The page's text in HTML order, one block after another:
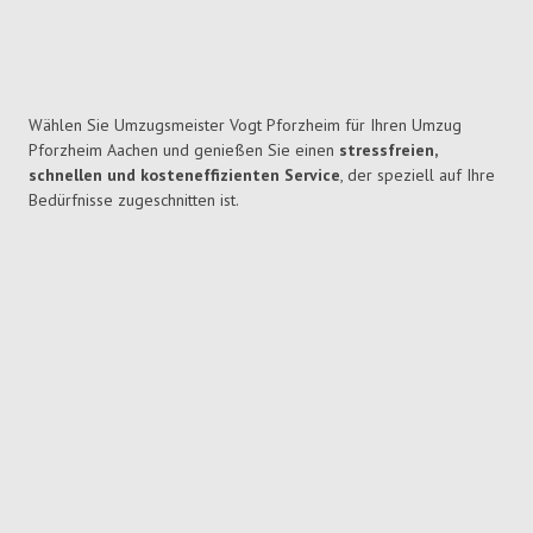
Wählen Sie Umzugsmeister Vogt Pforzheim für Ihren Umzug
Pforzheim Aachen und genießen Sie einen stressfreien,
schnellen und kosteneffizienten Service, der speziell auf Ihre
Bedürfnisse zugeschnitten ist.